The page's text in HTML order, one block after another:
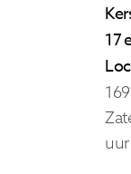
17
uur